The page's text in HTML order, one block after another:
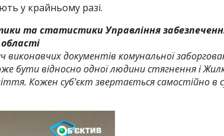
у крайньому разі.
та статистики Управління
документів комунальної
бути відносно одної людини стягнення і
Кожен суб’єкт звертається самостійно в